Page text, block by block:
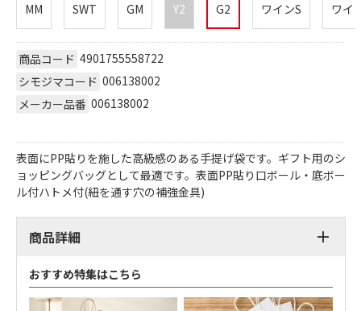
MM SWT GM Y2 G2 ワインS ワイ
商品コード 4901755558722
シモジマコード 006138002
メーカー品番 006138002
表面にPP貼りを施した高級感のある手提げ袋です。ギフト用のシ
ョッピングバッグとして最適です。表面PP貼り口ボール・底ボー
ル付ハトメ付(紐を通す穴の補強金具)
商品詳細
おすすめ特集はこちら